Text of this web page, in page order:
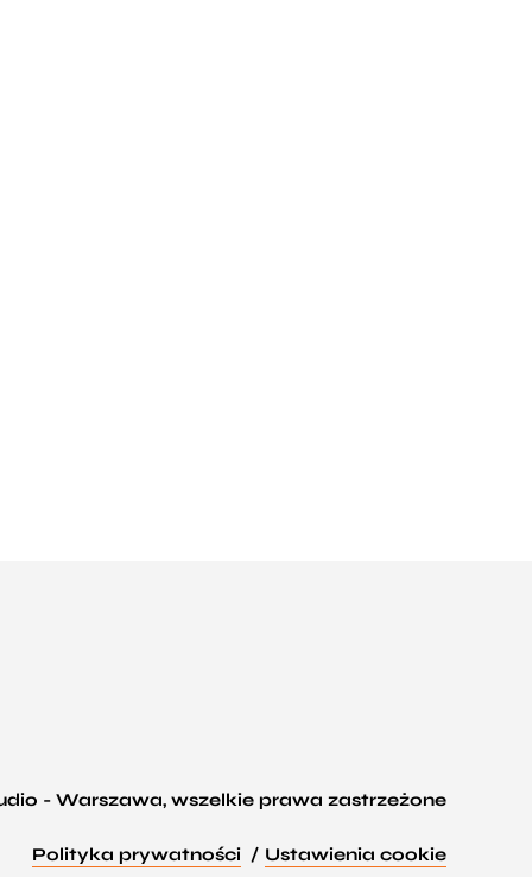
- Warszawa, wszelkie prawa zastrzeżone
Polityka prywatności Ustawienia cookie